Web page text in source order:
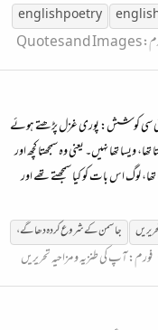
english poetry
Quotes and Images
اپنی سی کوشش: پوری غزل پڑھتے ہوئے
ویسا تھا نہیں۔ یعنی وہ سمجھتا کچھ اور
تھا، لوگ اس بات کو کیا سمجھتے تھے اور
جاسمنکےشروعکردہدھاگے،
فورم:آپ کی طنزیہ و مزاحیہ تحریریں